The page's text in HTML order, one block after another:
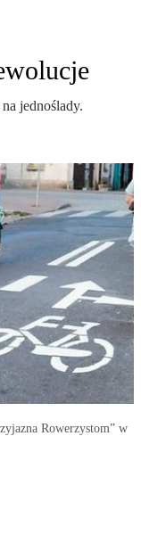
jednoślady.
Rowerzystom” w